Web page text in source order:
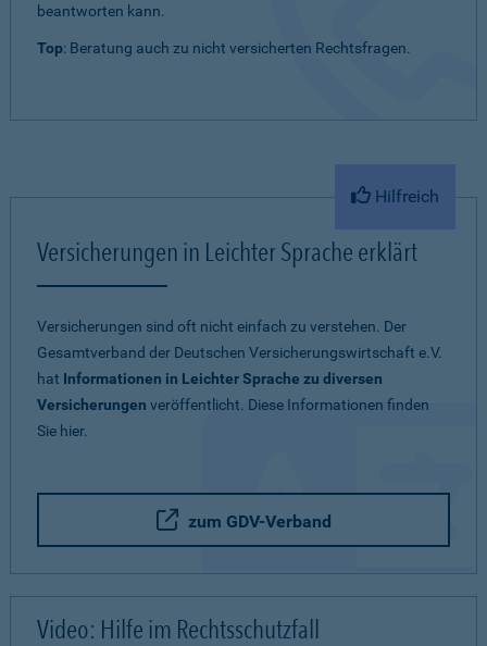
beantworten kann.
Top: Beratung auch zu nicht versicherten Rechtsfragen.
Hilfreich
Versicherungen in Leichter Sprache erklärt
Versicherungen sind oft nicht einfach zu verstehen. Der
Gesamtverband der Deutschen Versicherungswirtschaft e.V.
hat Informationen in Leichter Sprache zu diversen
Versicherungen veröffentlicht. Diese Informationen finden
Sie hier.
zum GDV-Verband
Video: Hilfe im Rechtsschutzfall